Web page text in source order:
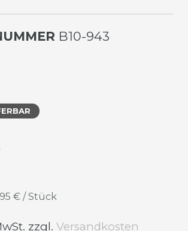
B10-943
€ / Stück
zzgl. Versandkosten